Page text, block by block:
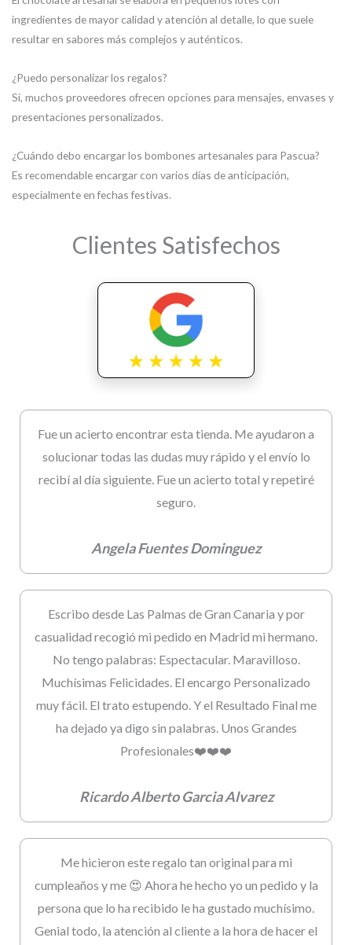
ingredientes de mayor calidad y atención al detalle, lo que suele
resultar en sabores más complejos y auténticos.
¿Puedo personalizar los regalos?
Sí, muchos proveedores ofrecen opciones para mensajes, envases y
presentaciones personalizados.
¿Cuándo debo encargar los bombones artesanales para Pascua?
Es recomendable encargar con varios días de anticipación,
especialmente en fechas festivas.
Clientes Satisfechos
Fue un acierto encontrar esta tienda. Me ayudaron a
solucionar todas las dudas muy rápido y el envío lo
recibí al día siguiente. Fue un acierto total y repetiré
seguro.
Angela Fuentes Dominguez
Escribo desde Las Palmas de Gran Canaria y por
casualidad recogió mi pedido en Madrid mi hermano.
No tengo palabras: Espectacular. Maravilloso.
Muchísimas Felicidades. El encargo Personalizado
muy fácil. El trato estupendo. Y el Resultado Final me
ha dejado ya digo sin palabras. Unos Grandes
Profesionales❤️❤️❤️
Ricardo Alberto Garcia Alvarez
Me hicieron este regalo tan original para mi
cumpleaños y me 😍 Ahora he hecho yo un pedido y la
persona que lo ha recibido le ha gustado muchísimo.
Genial todo, la atención al cliente a la hora de hacer el